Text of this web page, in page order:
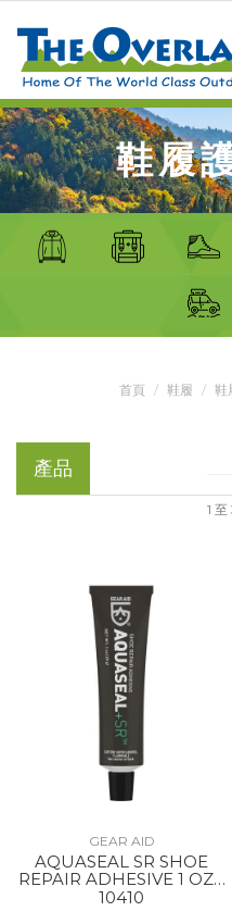
鞋履
首頁 鞋履 鞋
產品
1
GEAR AID
AQUASEAL SR SHOE
REPAIR ADHESIVE 1 OZ -
-
10410